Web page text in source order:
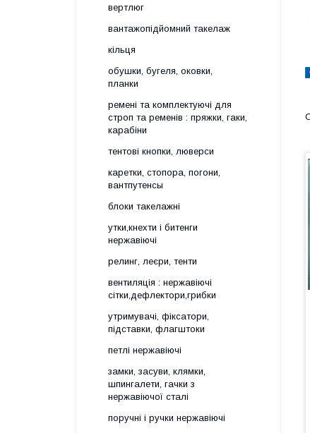
вертлюг
вантажопідйомний такелаж
кільця
обушки, бугеля, оковки,
планки
ремені та комплектуючі для
строп та ременів : пряжки, гаки,
карабіни
тентові кнопки, люверси
каретки, стопора, погони,
вантпутенсы
блоки такелажні
утки,кнехти і битенги
нержавіючі
релинг, леєри, тенти
вентиляція : нержавіючі
сітки,дефлектори,грибки
утримувачі, фіксатори,
підставки, флагштоки
петлі нержавіючі
замки, засуви, клямки,
шпингалети, гачки з
нержавіючої сталі
поручні і ручки нержавіючі